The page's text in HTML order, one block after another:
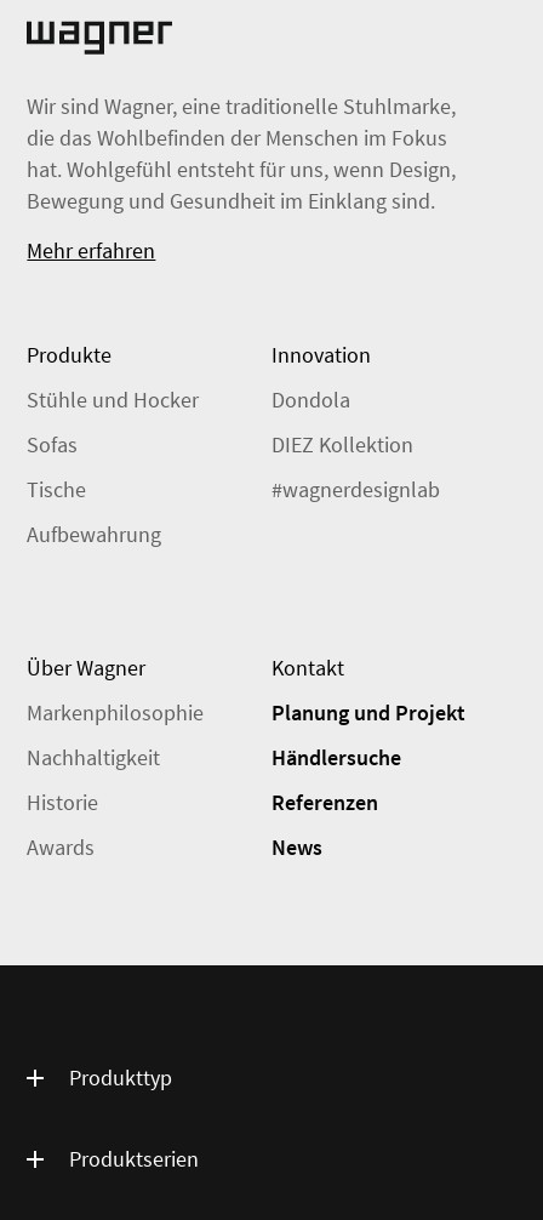
Wir sind Wagner, eine traditionelle Stuhlmarke,
die das Wohlbefinden der Menschen im Fokus
hat. Wohlgefühl entsteht für uns, wenn Design,
Bewegung und Gesundheit im Einklang sind.
Mehr erfahren
Produkte
Stühle und Hocker
Sofas
Tische
Aufbewahrung
Innovation
Dondola
DIEZ Kollektion
#wagnerdesignlab
Über Wagner
Markenphilosophie
Nachhaltigkeit
Historie
Awards
Kontakt
Planung und Projekt
Händlersuche
Referenzen
News
Produkttyp
Produktserien